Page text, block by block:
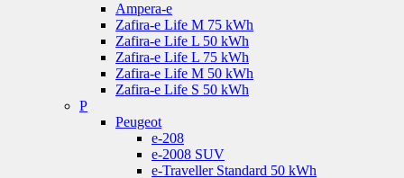
Ampera-e
Zafira-e Life M 75 kWh
Zafira-e Life L 50 kWh
Zafira-e Life L 75 kWh
Zafira-e Life M 50 kWh
Zafira-e Life S 50 kWh
P
Peugeot
e-208
e-2008 SUV
e-Traveller Standard 50 kWh